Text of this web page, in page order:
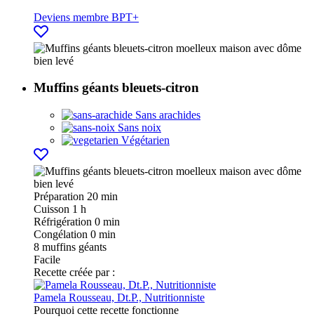
Deviens membre BPT+
Muffins géants bleuets-citron
Sans arachides
Sans noix
Végétarien
Préparation 20 min
Cuisson 1 h
Réfrigération 0 min
Congélation 0 min
8 muffins géants
Facile
Recette créée par :
Pamela Rousseau, Dt.P., Nutritionniste
Pourquoi cette recette fonctionne